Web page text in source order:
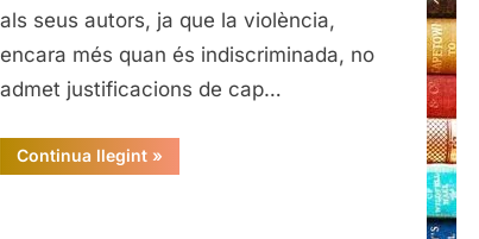
als seus autors, ja que la violència,
encara més quan és indiscriminada, no
admet justificacions de cap…
Continua llegint“Si
vis
»